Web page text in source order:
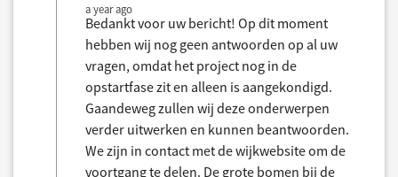
a year ago
Bedankt voor uw bericht! Op dit moment
hebben wij nog geen antwoorden op al uw
vragen, omdat het project nog in de
opstartfase zit en alleen is aangekondigd.
Gaandeweg zullen wij deze onderwerpen
verder uitwerken en kunnen beantwoorden.
We zijn in contact met de wijkwebsite om de
voortgang te delen. De grote bomen bij de